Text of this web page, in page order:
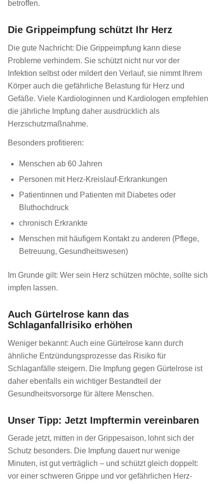
betroffen.
Die Grippeimpfung schützt Ihr Herz
Die gute Nachricht: Die Grippeimpfung kann diese
Probleme verhindern. Sie schützt nicht nur vor der
Infektion selbst oder mildert den Verlauf, sie nimmt Ihrem
Körper auch die gefährliche Belastung für Herz und
Gefäße. Viele Kardiologinnen und Kardiologen empfehlen
die jährliche Impfung daher ausdrücklich als
Herzschutzmaßnahme.
Besonders profitieren:
Menschen ab 60 Jahren
Personen mit Herz-Kreislauf-Erkrankungen
Patientinnen und Patienten mit Diabetes oder
Bluthochdruck
chronisch Erkrankte
Menschen mit häufigem Kontakt zu anderen (Pflege,
Betreuung, Gesundheitswesen)
Im Grunde gilt: Wer sein Herz schützen möchte, sollte sich
impfen lassen.
Auch Gürtelrose kann das
Schlaganfallrisiko erhöhen
Weniger bekannt: Auch eine Gürtelrose kann durch
ähnliche Entzündungsprozesse das Risiko für
Schlaganfälle steigern. Die Impfung gegen Gürtelrose ist
daher ebenfalls ein wichtiger Bestandteil der
Gesundheitsvorsorge für ältere Menschen.
Unser Tipp: Jetzt Impftermin vereinbaren
Gerade jetzt, mitten in der Grippesaison, lohnt sich der
Schutz besonders. Die Impfung dauert nur wenige
Minuten, ist gut verträglich – und schützt gleich doppelt:
vor einer schweren Grippe und vor gefährlichen Herz-